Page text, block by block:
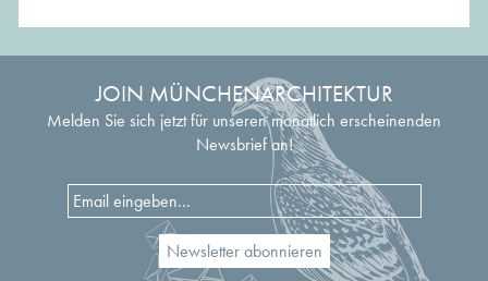
JOIN MÜNCHENARCHITEKTUR
Melden Sie sich jetzt für unseren monatlich erscheinenden
Newsbrief an!